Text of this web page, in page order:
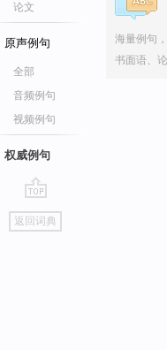
论文
原声例句
全部
音频例句
视频例句
权威例句
go
top
返回词典
海量例句
书面语、